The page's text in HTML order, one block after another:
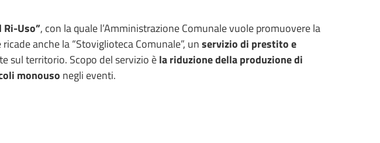
Ri-Uso”, con la quale l’Amministrazione Comunale vuole promuovere la
anche la “Stoviglioteca Comunale”, unservizio di prestito e
sul territorio. Scopo del servizio èla riduzione della produzione di
monouso negli eventi.